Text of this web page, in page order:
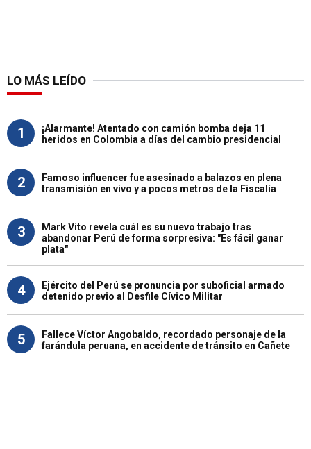
LO MÁS LEÍDO
1
¡Alarmante! Atentado con camión bomba deja 11
heridos en Colombia a días del cambio presidencial
2
Famoso influencer fue asesinado a balazos en plena
transmisión en vivo y a pocos metros de la Fiscalía
3
Mark Vito revela cuál es su nuevo trabajo tras
abandonar Perú de forma sorpresiva: "Es fácil ganar
plata"
4
Ejército del Perú se pronuncia por suboficial armado
detenido previo al Desfile Cívico Militar
5
Fallece Víctor Angobaldo, recordado personaje de la
farándula peruana, en accidente de tránsito en Cañete